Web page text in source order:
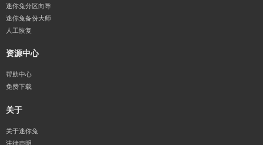
迷你兔分区向导
迷你兔备份大师
人工恢复
资源中心
帮助中心
免费下载
关于
关于迷你兔
法律声明